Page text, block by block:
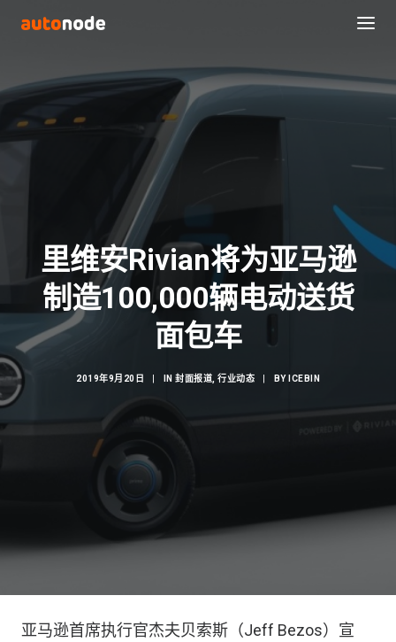
Search
里维安Rivian将为亚马逊
制造100,000辆电动送货
面包车
2019年9月20日 IN 封面报道 行业动态 BY ICEBIN
亚马逊首席执行官杰夫贝索斯（Jeff Bezos）宣